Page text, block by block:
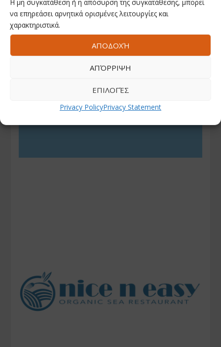
Η μη συγκατάθεση ή η απόσυρση της συγκατάθεσης, μπορεί
να επηρεάσει αρνητικά ορισμένες λειτουργίες και
χαρακτηριστικά.
ΑΠΟΔΟΧΉ
ΑΠΌΡΡΙΨΗ
ΕΠΙΛΟΓΈΣ
Privacy PolicyPrivacy Statement